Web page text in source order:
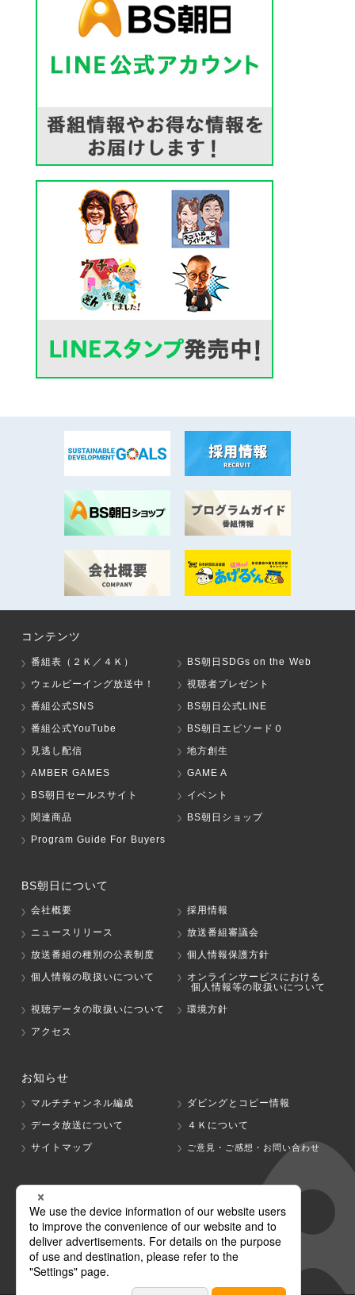
コンテンツ
番組表（２Ｋ／４Ｋ）
BS朝日SDGs on the Web
ウェルビーイング放送中！
視聴者プレゼント
番組公式SNS
BS朝日公式LINE
番組公式YouTube
BS朝日エピソード０
見逃し配信
地方創生
AMBER GAMES
GAME A
BS朝日セールスサイト
イベント
関連商品
BS朝日ショップ
Program Guide For Buyers
BS朝日について
会社概要
採用情報
ニュースリリース
放送番組審議会
放送番組の種別の公表制度
個人情報保護方針
個人情報の取扱いについて
オンラインサービスにおける
個人情報等の取扱いについて
視聴データの取扱いについて
環境方針
アクセス
お知らせ
マルチチャンネル編成
ダビングとコピー情報
データ放送について
４Ｋについて
サイトマップ
ご意見・ご感想・お問い合わせ
グループ会社
テレビ朝日 テレ朝チャンネル